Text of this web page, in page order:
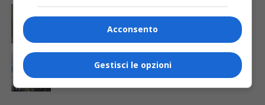
CRONACA & ATTUALITÀ 4 giorni fa
Mattia Ranghetti morto dopo l’infortunio alle
Ferriere Nord, i sindacati: «Tragedia inaccettabile»
Padre e due figli bloccati a 2.400 metri sul Monte
Canin: salvati uno alla volta dall’elicottero
Acconsento
Gestisci le opzioni